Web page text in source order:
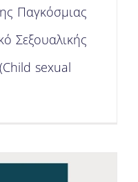
Παγκόσμιας
Σεξουαλικής
sexual